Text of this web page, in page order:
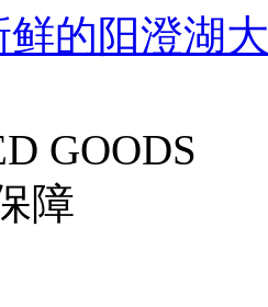
的阳澄湖
GOODS
障